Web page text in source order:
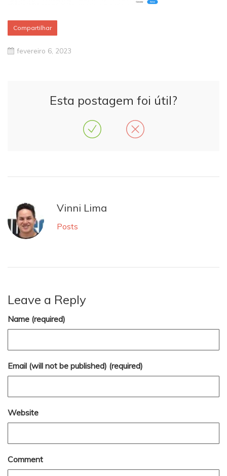
Compartilhar
fevereiro 6, 2023
Esta postagem foi útil?
Vinni Lima
Posts
Leave a Reply
Name (required)
Email (will not be published) (required)
Website
Comment